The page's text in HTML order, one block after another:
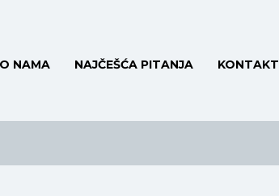
O NAMA NAJČEŠĆA PITANJA KONTAKT